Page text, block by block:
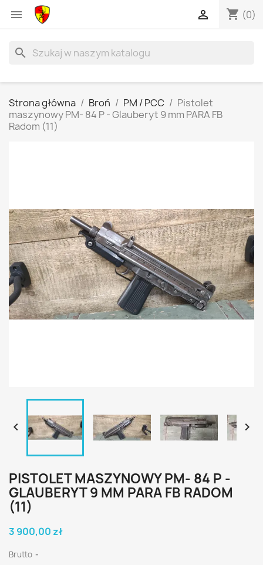
 shopping_cart (0)

search
Strona główna Broń PM / PCC
Pistolet
maszynowy PM- 84 P - Glauberyt 9 mm PARA FB
Radom (11)
 
PISTOLET MASZYNOWY PM- 84 P -
GLAUBERYT 9 MM PARA FB RADOM
(11)
3 900,00 zł
Brutto